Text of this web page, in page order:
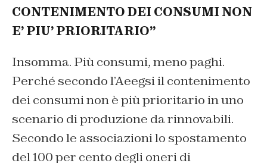
CONTENIMENTO DEI CONSUMI NON
E’ PIU’ PRIORITARIO”
Insomma. Più consumi, meno paghi.
Perché secondo l’Aeegsi il contenimento
dei consumi non è più prioritario in uno
scenario di produzione da rinnovabili.
Secondo le associazioni lo spostamento
del 100 per cento degli oneri di